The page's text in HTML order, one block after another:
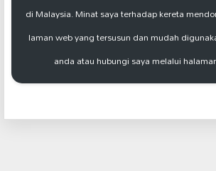
di Malaysia. Minat saya terhadap kereta
laman web yang tersusun dan mudah
anda atau hubungi saya melalui